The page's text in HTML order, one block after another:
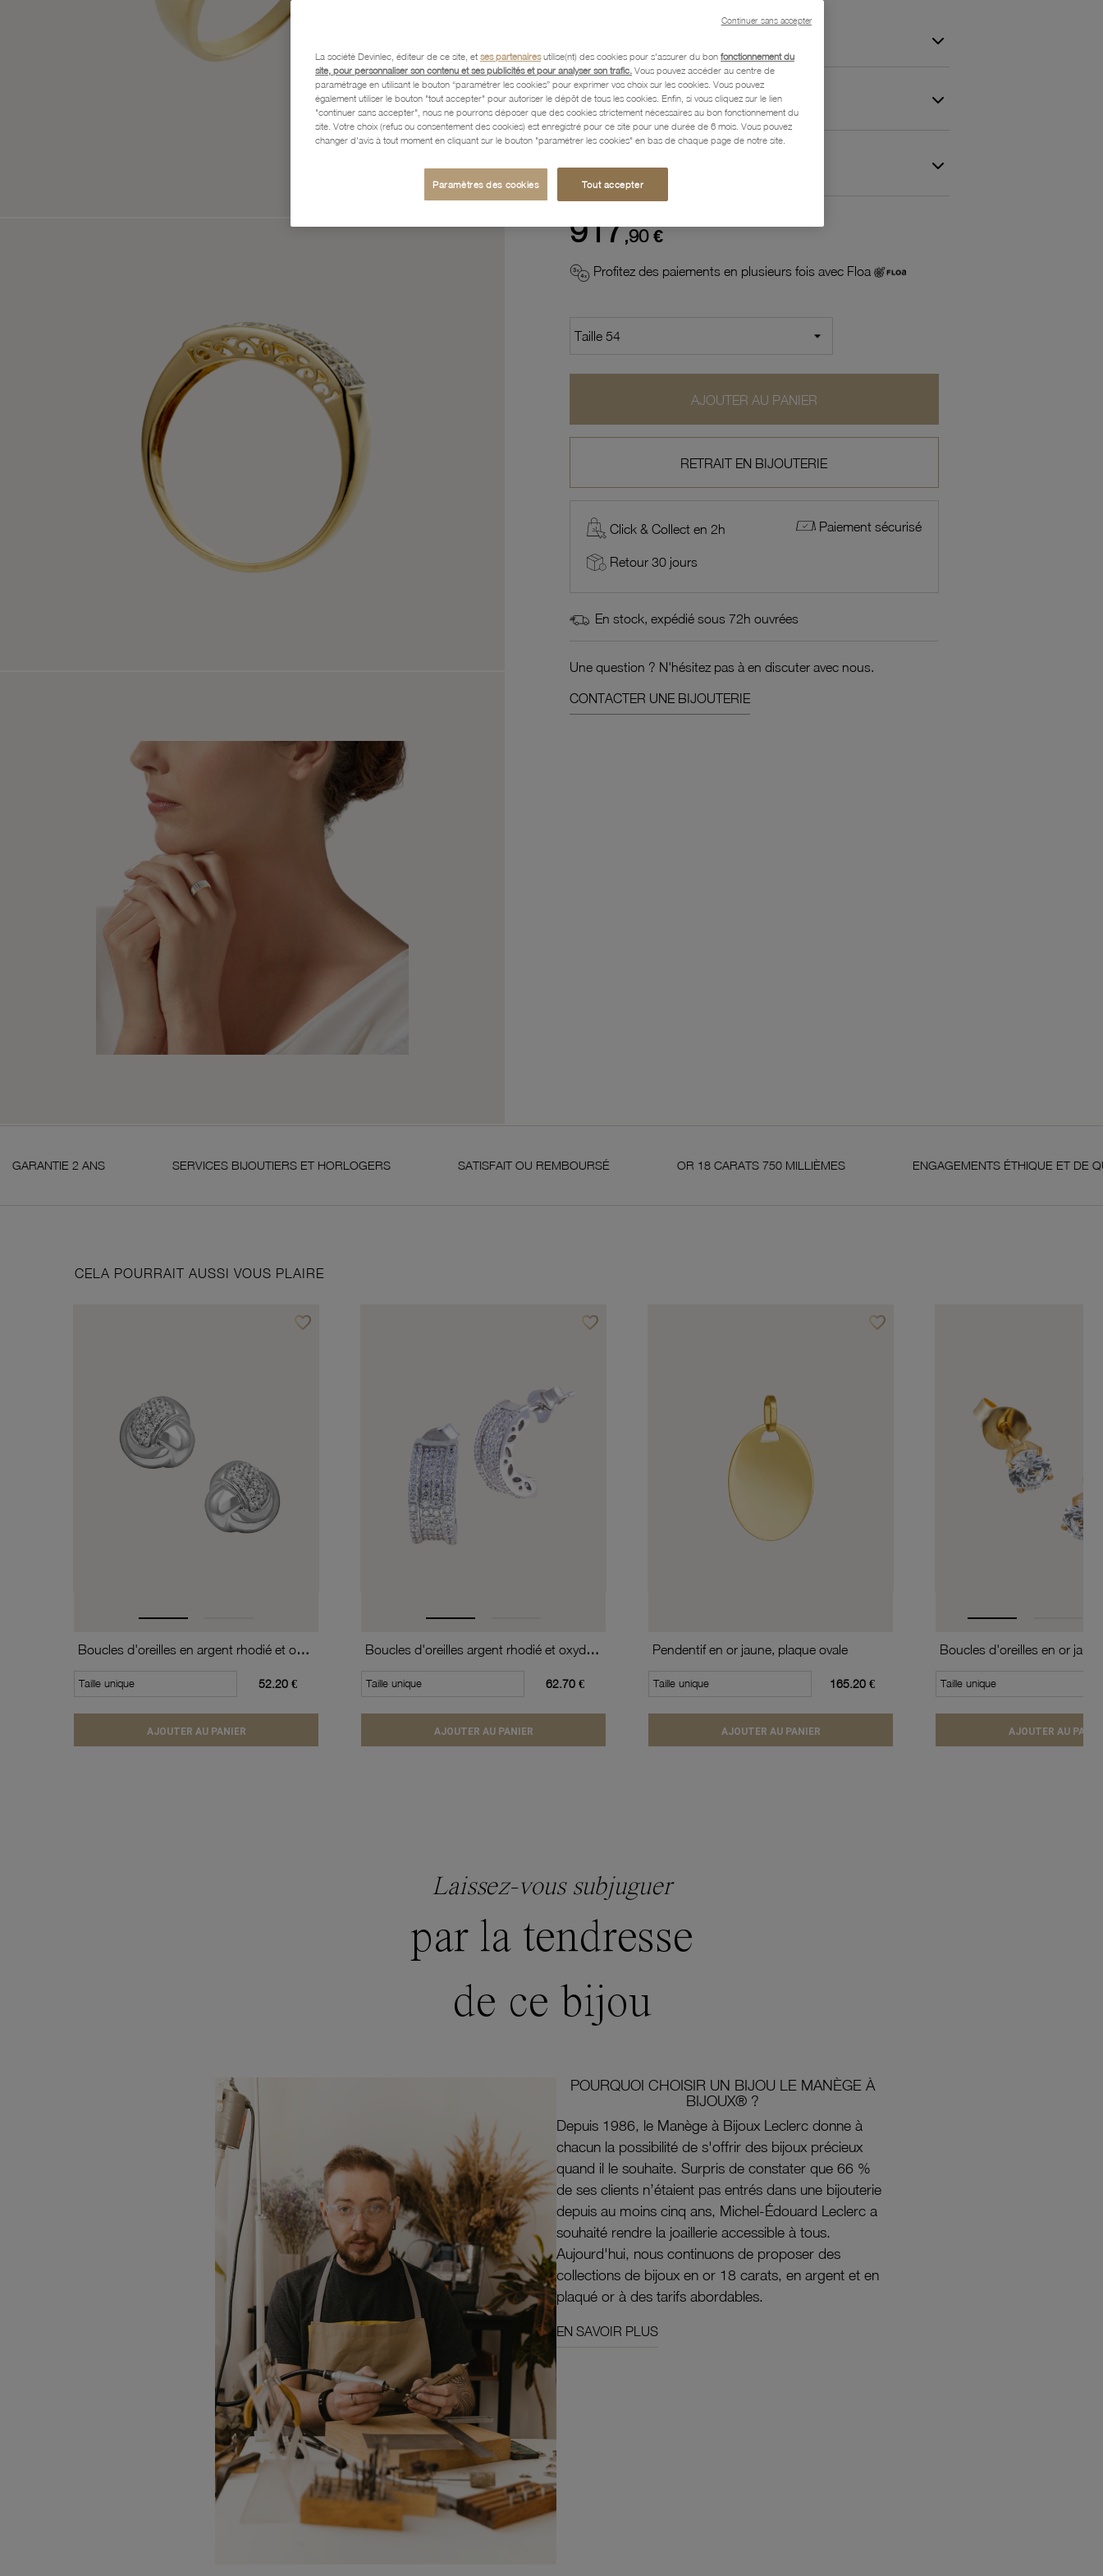
Caractéristiques détaillées
Paiement, Livraison, Retours et Garantie
917,90 €
Profitez des paiements en plusieurs fois avec Floa
AJOUTER AU PANIER
RETRAIT EN BIJOUTERIE
Click & Collect en 2h Paiement sécurisé
Retour 30 jours
En stock, expédié sous 72h ouvrées
Une question ? N'hésitez pas à en discuter avec nous.
CONTACTER UNE BIJOUTERIE
ANS SERVICES BIJOUTIERS ET HORLOGERS SATISFAIT OU REMBOURSÉ OR 18 CARATS 750 MILLIÈMES ENGAGEMENTS ÉTHIQUE ET DE QUALITÉ
CELA POURRAIT AUSSI VOUS PLAIRE
favorite_borderAjouter à vos favoris
Boucles d'oreilles en argent rhodié et oxydes de zirconium
Taille unique 52.20 €
AJOUTER AU PANIER
favorite_borderAjouter à vos favoris
Boucles d'oreilles argent rhodié et oxydes de zirconium
Taille unique 62.70 €
AJOUTER AU PANIER
favorite_borderAjouter à vos favoris
Pendentif en or jaune, plaque ovale
Taille unique 165.20 €
AJOUTER AU PANIER
Taille unique
AJOUTER AU
Laissez-vous subjuguer
par la tendresse
de ce bijou
POURQUOI CHOISIR UN BIJOU LE MANÈGE À
BIJOUX® ?
Depuis 1986, le Manège à Bijoux Leclerc donne à
chacun la possibilité de s'offrir des bijoux précieux
quand il le souhaite. Surpris de constater que 66 %
de ses clients n’étaient pas entrés dans une bijouterie
depuis au moins cinq ans, Michel-Édouard Leclerc a
souhaité rendre la joaillerie accessible à tous.
Aujourd'hui, nous continuons de proposer des
collections de bijoux en or 18 carats, en argent et en
plaqué or à des tarifs abordables.
EN SAVOIR PLUS
La société Devinlec, éditeur de ce site, et ses partenairesutilise(nt) des cookies pour s'assurer du bon fonctionnement du
site, pour personnaliser son contenu et ses publicités et pour analyser son trafic. Vous pouvez accéder au centre de
paramétrage en utilisant le bouton “paramétrer les cookies” pour exprimer vos choix sur les cookies. Vous pouvez
également utiliser le bouton "tout accepter" pour autoriser le dépôt de tous les cookies. Enfin, si vous cliquez sur le lien
"continuer sans accepter", nous ne pourrons déposer que des cookies strictement nécessaires au bon fonctionnement du
site. Votre choix (refus ou consentement des cookies) est enregistré pour ce site pour une durée de 6 mois. Vous pouvez
changer d'avis à tout moment en cliquant sur le bouton "paramétrer les cookies" en bas de chaque page de notre site.
Paramètres des cookies Tout accepter
Continuer sans accepter